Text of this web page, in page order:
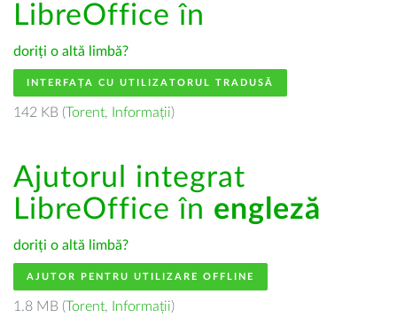
LibreOffice în
doriți o altă limbă?
INTERFAȚA CU UTILIZATORUL TRADUSĂ
142 KB (Torent, Informații)
Ajutorul integrat
LibreOffice în engleză
doriți o altă limbă?
AJUTOR PENTRU UTILIZARE OFFLINE
1.8 MB (Torent, Informații)